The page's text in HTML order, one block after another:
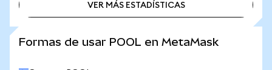
VER MÁS ESTADÍSTICAS
Formas de usar POOL en MetaMask